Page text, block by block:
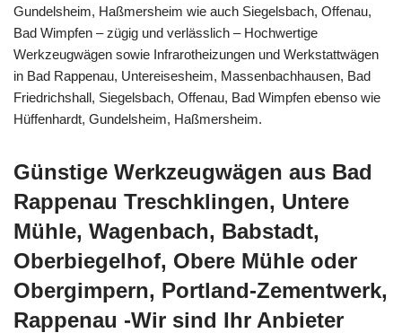
Gundelsheim, Haßmersheim wie auch Siegelsbach, Offenau,
Bad Wimpfen – zügig und verlässlich – Hochwertige
Werkzeugwägen sowie Infrarotheizungen und Werkstattwägen
in Bad Rappenau, Untereisesheim, Massenbachhausen, Bad
Friedrichshall, Siegelsbach, Offenau, Bad Wimpfen ebenso wie
Hüffenhardt, Gundelsheim, Haßmersheim.
Günstige Werkzeugwägen aus Bad
Rappenau Treschklingen, Untere
Mühle, Wagenbach, Babstadt,
Oberbiegelhof, Obere Mühle oder
Obergimpern, Portland-Zementwerk,
Rappenau -Wir sind Ihr Anbieter